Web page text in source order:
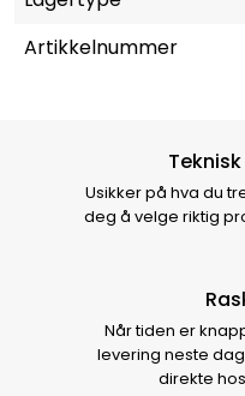
Artikkelnummer
Hvorfor velge
Usikker på hva du
deg å velge riktig
Når tiden er
levering neste
direkte